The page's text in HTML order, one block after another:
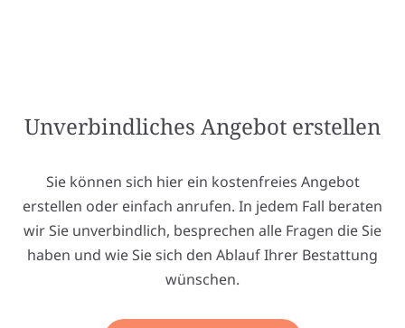
Unverbindliches Angebot erstellen
Sie können sich hier ein kostenfreies Angebot
erstellen oder einfach anrufen. In jedem Fall beraten
wir Sie unverbindlich, besprechen alle Fragen die Sie
haben und wie Sie sich den Ablauf Ihrer Bestattung
wünschen.